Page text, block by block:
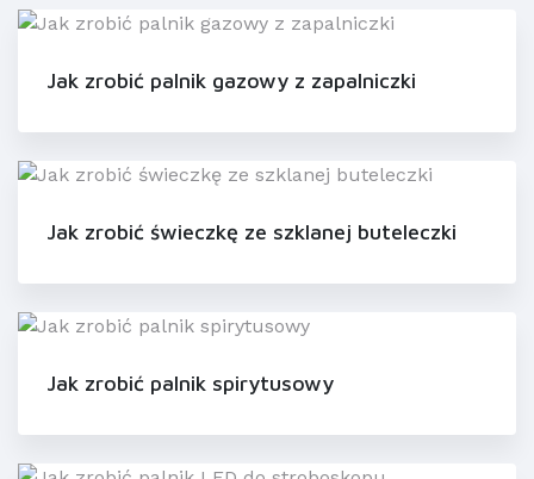
Jak zrobić palnik gazowy z zapalniczki
Jak zrobić świeczkę ze szklanej buteleczki
Jak zrobić palnik spirytusowy